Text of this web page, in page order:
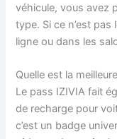
véhicule, vous avez
type. Si ce n’est
ligne ou dans les
Quelle est la
Le pass IZIVIA fait
de recharge pour
c’est un badge